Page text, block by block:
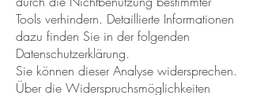
Tools verhindern. Detaillierte Informationen
dazu finden Sie in der folgenden
Datenschutzerklärung.
Sie können dieser Analyse widersprechen.
Über die Widerspruchsmöglichkeiten